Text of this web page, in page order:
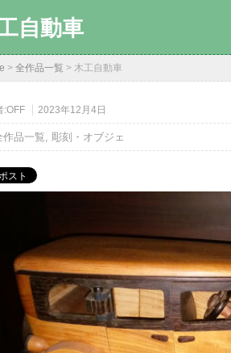
自動車
> 全作品一覧 > 木工自動車
:OFF 2023年12月4日
作品一覧, 彫刻・オブジェ